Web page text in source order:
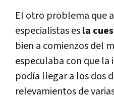
El otro problema que
especialistas esla
bien a comienzos del
especulaba con que
podía llegar a los dos
relevamientos de